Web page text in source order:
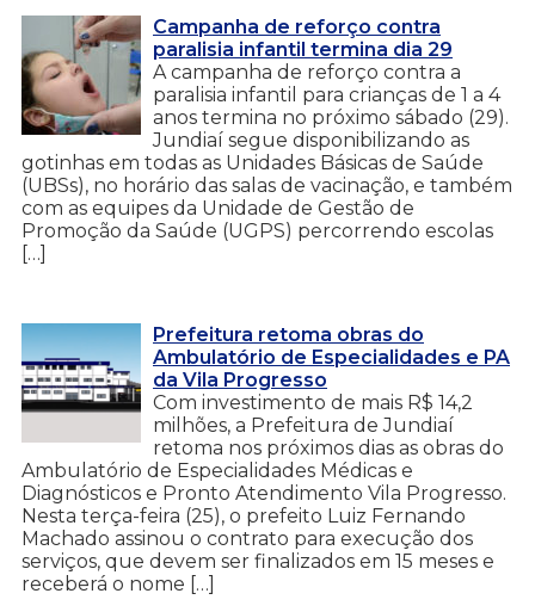
Campanha de reforço contra
paralisia infantil termina dia 29
A campanha de reforço contra a
paralisia infantil para crianças de 1 a 4
anos termina no próximo sábado (29).
Jundiaí segue disponibilizando as
gotinhas em todas as Unidades Básicas de Saúde
(UBSs), no horário das salas de vacinação, e também
com as equipes da Unidade de Gestão de
Promoção da Saúde (UGPS) percorrendo escolas
[…]
Prefeitura retoma obras do
Ambulatório de Especialidades e PA
da Vila Progresso
Com investimento de mais R$ 14,2
milhões, a Prefeitura de Jundiaí
retoma nos próximos dias as obras do
Ambulatório de Especialidades Médicas e
Diagnósticos e Pronto Atendimento Vila Progresso.
Nesta terça-feira (25), o prefeito Luiz Fernando
Machado assinou o contrato para execução dos
serviços, que devem ser finalizados em 15 meses e
receberá o nome […]